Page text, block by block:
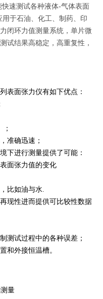
速测试各种液体-气体表面
于石油、化工、制药、印
闭环力值测量系统，单片微
试结果高稳定，高重复性，
表面张力仪有如下优点：
准确迅速；
下进行测量提供了可能：
面张力值的变化
比如油与水.
现性进而提供可比较性数据
测试过程中的各种误差；
和外接恒温槽。
量